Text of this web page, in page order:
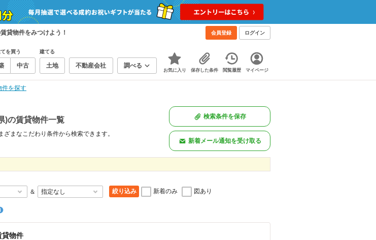
貸物件をみつけよう！ 会員登録 ログイン
を買う
中古
建てる
土地 不動産会社 調べる
お気に入り 保存した条件 閲覧履歴 マイページ
件を探す
)の賃貸物件一覧
ざまなこだわり条件から検索できます。
検索条件を保存
新着メール通知を受け取る
＆ 絞り込み 新着のみ 図あり
貸物件